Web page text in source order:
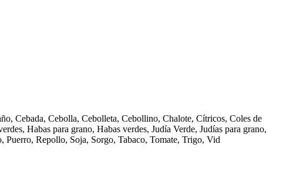
Cebada, Cebolla, Cebolleta, Cebollino, Chalote, Cítricos, Coles de
Habas para grano, Habas verdes, Judía Verde, Judías para grano,
Puerro, Repollo, Soja, Sorgo, Tabaco, Tomate, Trigo, Vid